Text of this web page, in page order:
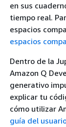
en sus
tiempo real.
espacios
espacios
Dentro de la
Amazon Q
generativo
explicar tu
cómo utilizar
guía del